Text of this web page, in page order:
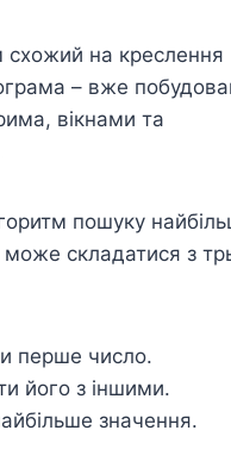
на креслення
– вже
вікнами та
пошуку
може складатися з
перше число.
його з іншими.
значення.